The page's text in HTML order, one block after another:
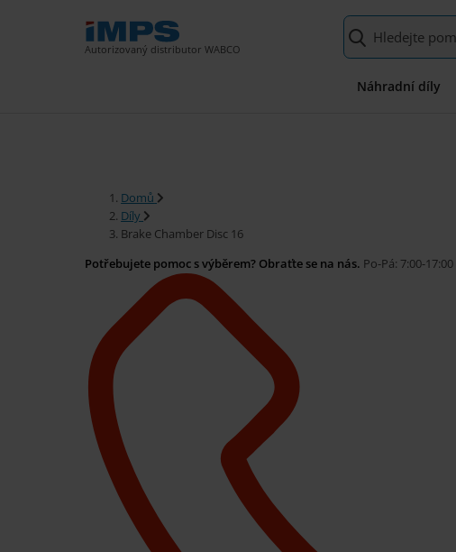
Autorizovaný distributor WABCO
Náhradní díly
Domů
Díly
Brake Chamber Disc 16
Potřebujete pomoc s výběrem? Obraťte se na nás. Po-Pá: 7:00-17:00